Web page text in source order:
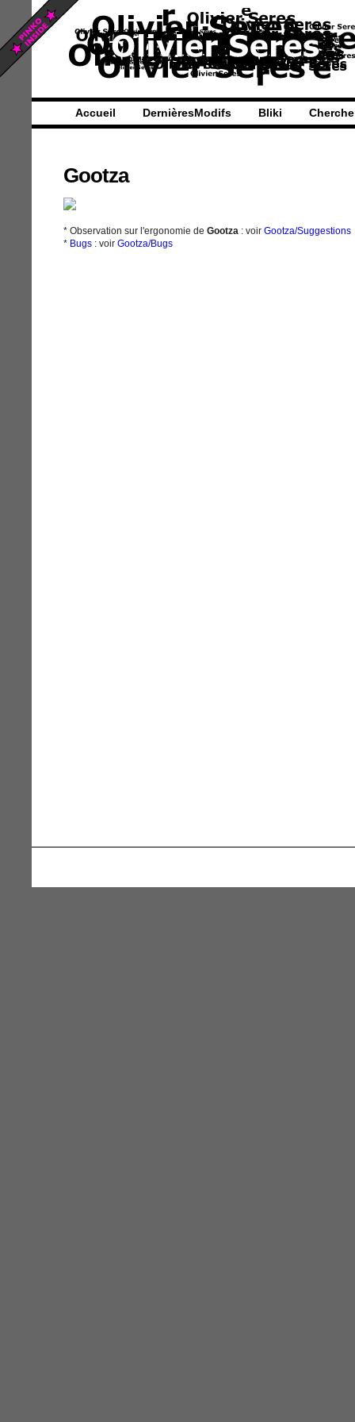
Accueil DernièresModifs Bliki
Gootza
* Observation sur l'ergonomie de Gootza : voir Gootza/Suggestions
* Bugs : voir Gootza/Bugs